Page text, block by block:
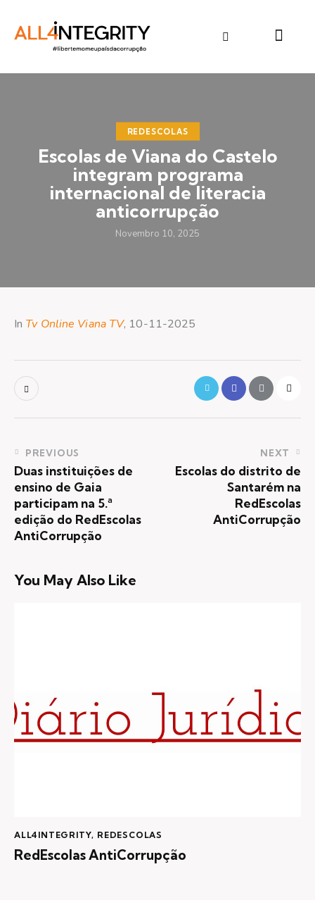
REDESCOLAS
Escolas de Viana do Castelo
integram programa
internacional de literacia
anticorrupção
Novembro 10, 2025
In Tv Online Viana TV, 10-11-2025
PREVIOUS
Duas instituições de
ensino de Gaia
participam na 5.ª
edição do RedEscolas
AntiCorrupção
NEXT
Escolas do distrito de
Santarém na
RedEscolas
AntiCorrupção
You May Also Like
ALL4INTEGRITY, REDESCOLAS
RedEscolas AntiCorrupção